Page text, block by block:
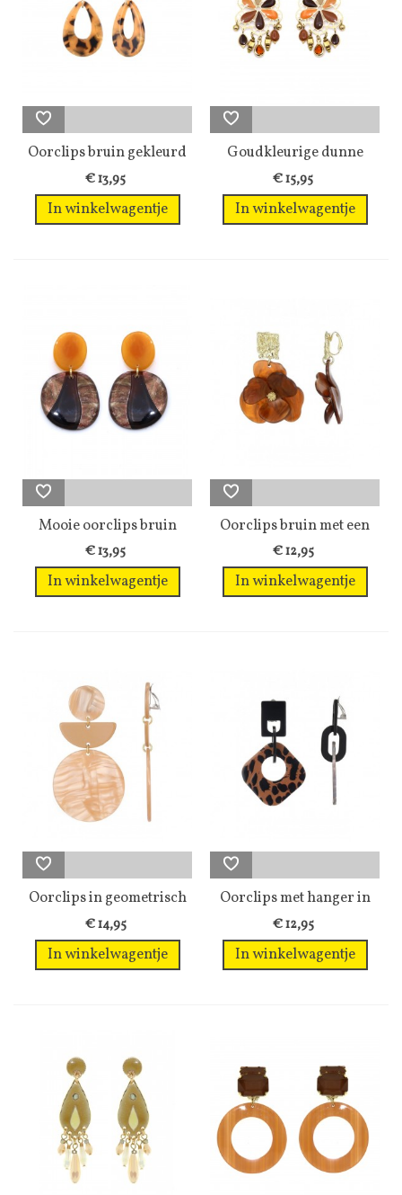
Oorclips bruin gekleurd
met...
€ 13,95
In winkelwagentje
Goudkleurige dunne
metalen...
€ 15,95
In winkelwagentje
Mooie oorclips bruin
met een...
€ 13,95
In winkelwagentje
Oorclips bruin met een
bloemen...
€ 12,95
In winkelwagentje
Oorclips in geometrisch
design...
€ 14,95
In winkelwagentje
Oorclips met hanger in
bruine en...
€ 12,95
In winkelwagentje